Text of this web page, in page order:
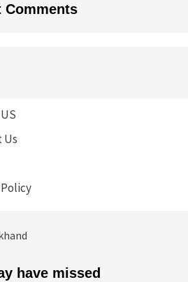
Comments
Us
have missed